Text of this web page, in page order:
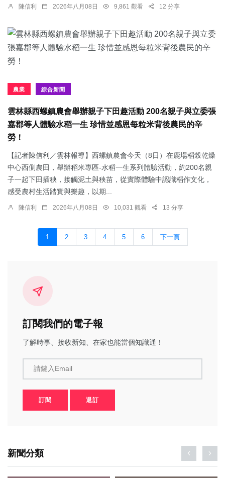
陳信利 2026年八月08日 9,861 觀看 12 分享
農業 綜合新聞
雲林縣西螺鎮農會舉辦親子下田趣活動 200名親子與立委張
嘉郡等人體驗水稻一生 珍惜並感恩每粒米背後農民的辛
勞！
【記者陳信利／雲林報導】西螺鎮農會今天（8日）在鹿場稻榖乾燥
中心西側農田，舉辦稻米專區-水稻一生系列體驗活動，約200名親
子一起下田插秧，接觸泥土與秧苗，從實際體驗中認識稻作文化，
感受農村生活踏實與樂趣，以期...
陳信利 2026年八月08日 10,031 觀看 13 分享
1 2 3 4 5 6 下一頁
訂閱我們的電子報
了解時事、接收新知、在家也能當個知識通！
請鍵入Email
訂閱 退訂
新聞分類